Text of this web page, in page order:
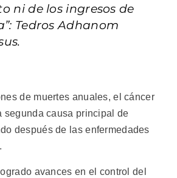
ni de los ingresos de
Tedros Adhanom
de muertes anuales, el cáncer
segunda causa principal de
después de las enfermedades
avances en el control del